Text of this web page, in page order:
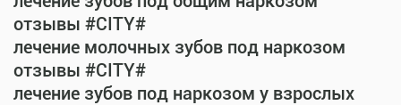
отзывы #CITY#
лечение молочных зубов под наркозом
отзывы #CITY#
лечение зубов под наркозом у взрослых